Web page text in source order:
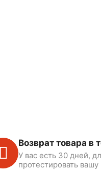
Возврат товара в
У вас есть 30 дней,
протестировать вашу